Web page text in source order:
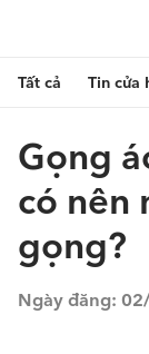
Tất cả Tin cửa
Gọng
có nên
gọng?
Ngày đăng: